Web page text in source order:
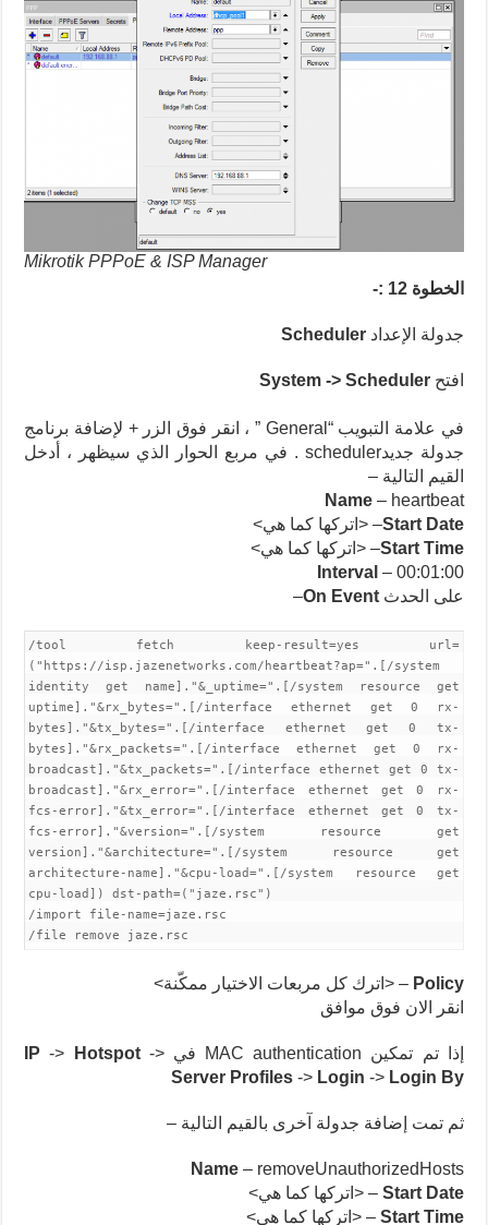
Mikrotik PPPoE & ISP Manager
الخطوة 12 :-
جدولة الإعداد Scheduler
افتح System -> Scheduler
في علامة التبويب “General ” ، انقر فوق الزر + لإضافة برنامج
جدولة جديدscheduler .
في مربع الحوار الذي سيظهر ، أدخل
القيم التالية –
Name – heartbeat
Start Date– <اتركها كما هي>
Start Time– <اتركها كما هي>
Interval– 00:01:00
على الحدث On Event
–
/tool fetch keep-result=yes url=
("https://isp.jazenetworks.com/heartbeat?ap=".[/system
identity get name]."&_uptime=".[/system resource get
uptime]."&rx_bytes=".[/interface ethernet get 0 rx-
bytes]."&tx_bytes=".[/interface ethernet get 0 tx-
bytes]."&rx_packets=".[/interface ethernet get 0 rx-
broadcast]."&tx_packets=".[/interface ethernet get 0 tx-
broadcast]."&rx_error=".[/interface ethernet get 0 rx-
fcs-error]."&tx_error=".[/interface ethernet get 0 tx-
fcs-error]."&version=".[/system resource get
version]."&architecture=".[/system resource get
architecture-name]."&cpu-load=".[/system resource get
cpu-load]) dst-path=("jaze.rsc")
/import file-name=jaze.rsc
/file remove jaze.rsc
Policy – <اترك كل مربعات الاختيار ممكّنة>
انقر الان فوق موافق
إذا تم تمكين MAC authentication في IP -> Hotspot ->
Server Profiles -> Login -> Login By
ثم تمت إضافة جدولة آخرى بالقيم التالية –
Name – removeUnauthorizedHosts
Start Date– <اتركها كما هي>
Start Time– <اتركها كما هي>